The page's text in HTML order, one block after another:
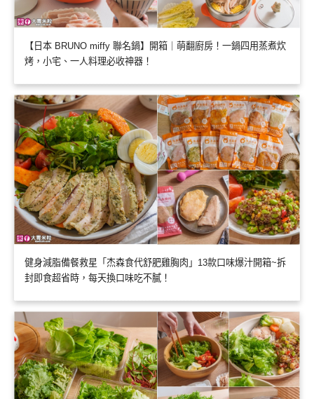
【日本 BRUNO miffy 聯名鍋】開箱｜萌翻廚房！一鍋四用蒸煮炊
烤，小宅、一人料理必收神器！
健身減脂備餐救星「杰森食代舒肥雞胸肉」13款口味爆汁開箱~拆
封即食超省時，每天換口味吃不膩！